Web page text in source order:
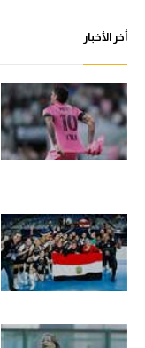
أخر الأخبار